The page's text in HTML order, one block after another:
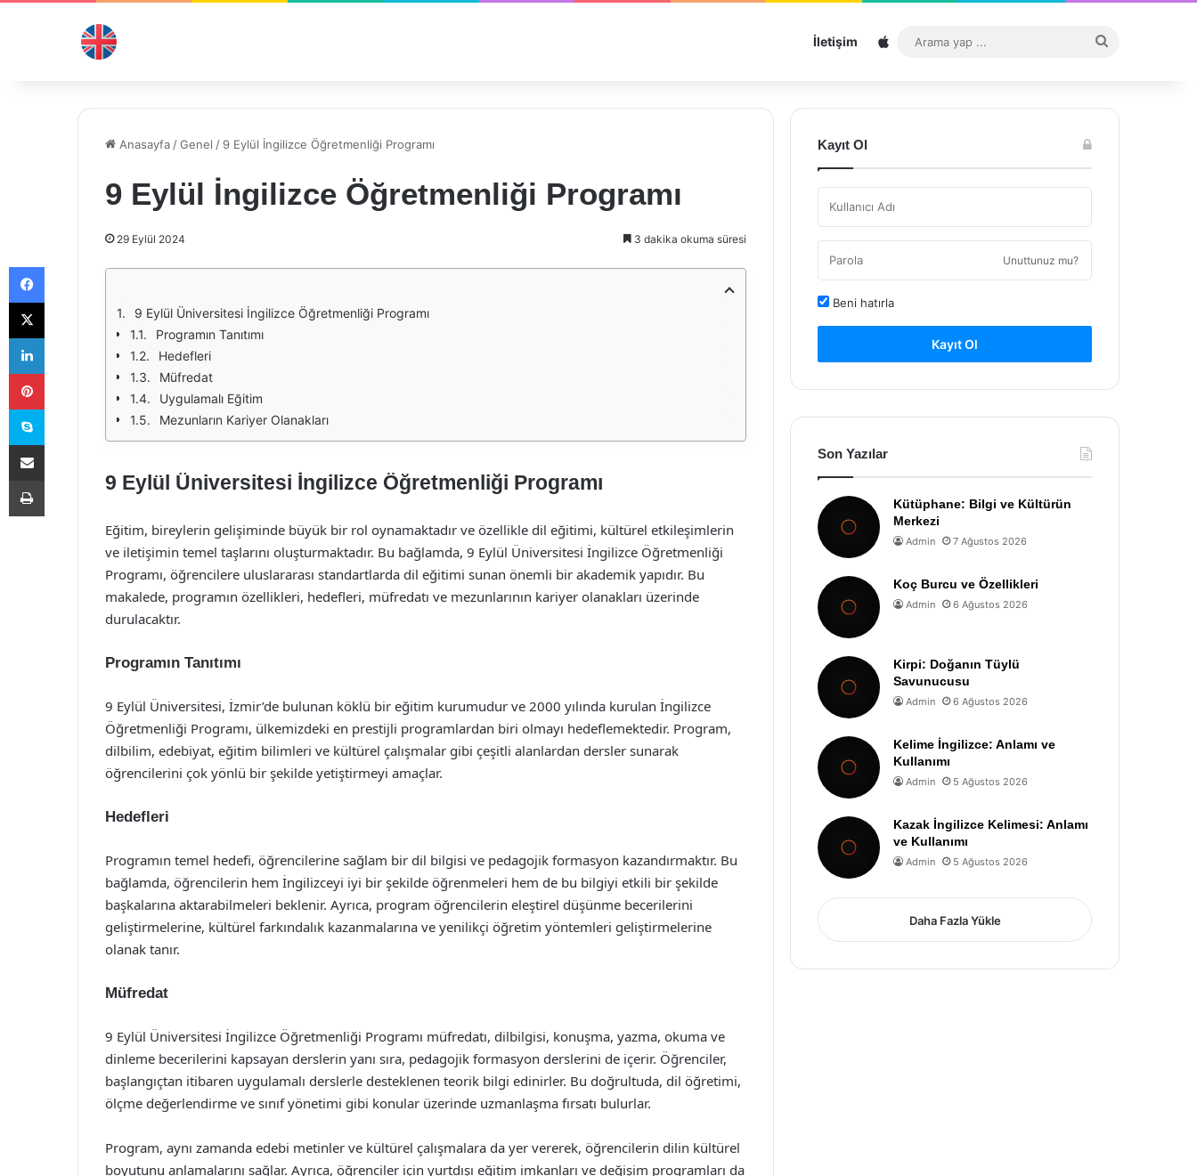
İletişim Sitemap
...
Anasayfa /Genel / 9 Eylül İngilizce Öğretmenliği Programı
9 Eylül İngilizce Öğretmenliği Programı
29 Eylül 2024 3 dakika okuma süresi
9 Eylül Üniversitesi İngilizce Öğretmenliği Programı
Programın Tanıtımı
Hedefleri
Müfredat
Uygulamalı Eğitim
Mezunların Kariyer Olanakları
9 Eylül Üniversitesi İngilizce Öğretmenliği Programı
Eğitim, bireylerin gelişiminde büyük bir rol oynamaktadır ve özellikle dil eğitimi, kültürel etkileşimlerin
ve iletişimin temel taşlarını oluşturmaktadır. Bu bağlamda, 9 Eylül Üniversitesi İngilizce Öğretmenliği
Programı, öğrencilere uluslararası standartlarda dil eğitimi sunan önemli bir akademik yapıdır. Bu
makalede, programın özellikleri, hedefleri, müfredatı ve mezunlarının kariyer olanakları üzerinde
durulacaktır.
Programın Tanıtımı
9 Eylül Üniversitesi, İzmir’de bulunan köklü bir eğitim kurumudur ve 2000 yılında kurulan İngilizce
Öğretmenliği Programı, ülkemizdeki en prestijli programlardan biri olmayı hedeflemektedir. Program,
dilbilim, edebiyat, eğitim bilimleri ve kültürel çalışmalar gibi çeşitli alanlardan dersler sunarak
öğrencilerini çok yönlü bir şekilde yetiştirmeyi amaçlar.
Hedefleri
Programın temel hedefi, öğrencilerine sağlam bir dil bilgisi ve pedagojik formasyon kazandırmaktır. Bu
bağlamda, öğrencilerin hem İngilizceyi iyi bir şekilde öğrenmeleri hem de bu bilgiyi etkili bir şekilde
başkalarına aktarabilmeleri beklenir. Ayrıca, program öğrencilerin eleştirel düşünme becerilerini
geliştirmelerine, kültürel farkındalık kazanmalarına ve yenilikçi öğretim yöntemleri geliştirmelerine
olanak tanır.
Müfredat
9 Eylül Üniversitesi İngilizce Öğretmenliği Programı müfredatı, dilbilgisi, konuşma, yazma, okuma ve
dinleme becerilerini kapsayan derslerin yanı sıra, pedagojik formasyon derslerini de içerir. Öğrenciler,
başlangıçtan itibaren uygulamalı derslerle desteklenen teorik bilgi edinirler. Bu doğrultuda, dil öğretimi,
ölçme değerlendirme ve sınıf yönetimi gibi konular üzerinde uzmanlaşma fırsatı bulurlar.
Program, aynı zamanda edebi metinler ve kültürel çalışmalara da yer vererek, öğrencilerin dilin kültürel
boyutunu anlamalarını sağlar. Ayrıca, öğrenciler için yurtdışı eğitim imkanları ve değişim programları da
Kayıt Ol
Unuttunuz mu?
Beni hatırla
Kayıt Ol
Son Yazılar
Kütüphane: Bilgi ve Kültürün
Merkezi
Admin 7 Ağustos 2026
Koç Burcu ve Özellikleri
Admin 6 Ağustos 2026
Kirpi: Doğanın Tüylü
Savunucusu
Admin 6 Ağustos 2026
Kelime İngilizce: Anlamı ve
Kullanımı
Admin 5 Ağustos 2026
Kazak İngilizce Kelimesi: Anlamı
ve Kullanımı
Admin 5 Ağustos 2026
Daha Fazla Yükle
Facebook
X
LinkedIn
Pinterest
Skype
E-Posta ile paylaş